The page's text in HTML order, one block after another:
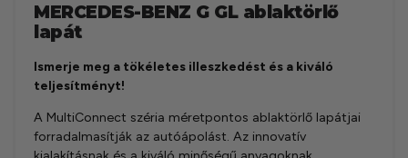
MERCEDES-BENZ G GL ablaktörlő
lapát
Ismerje meg a tökéletes illeszkedést és a kiváló
teljesítményt!
A MultiConnect széria méretpontos ablaktörlő lapátjai
forradalmasítják az autóápolást. Az innovatív